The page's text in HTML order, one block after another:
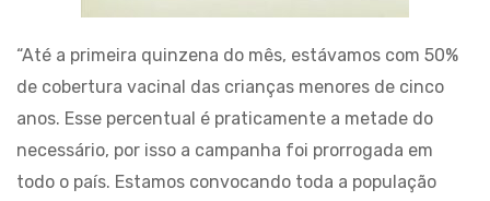
“Até a primeira quinzena do mês, estávamos com 50%
de cobertura vacinal das crianças menores de cinco
anos. Esse percentual é praticamente a metade do
necessário, por isso a campanha foi prorrogada em
todo o país. Estamos convocando toda a população